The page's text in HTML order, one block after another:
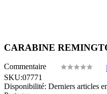
CARABINE
Commentaire
SKU:07771
Disponibilité: Derniers articles